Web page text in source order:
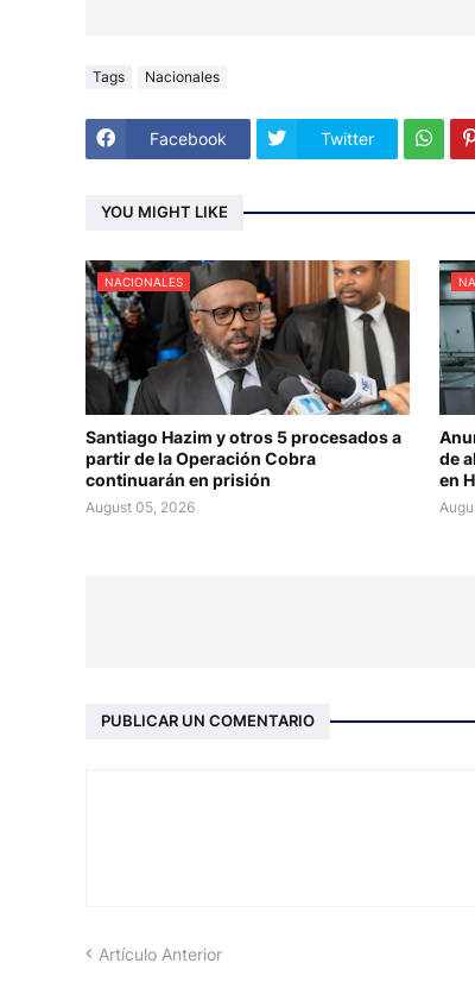
Tags Nacionales
Facebook Twitter
YOU MIGHT LIKE
NACIONALES
Santiago Hazim y otros 5 procesados a
partir de la Operación Cobra
continuarán en prisión
August 05, 2026
de
en
PUBLICAR UN COMENTARIO
Artículo Anterior